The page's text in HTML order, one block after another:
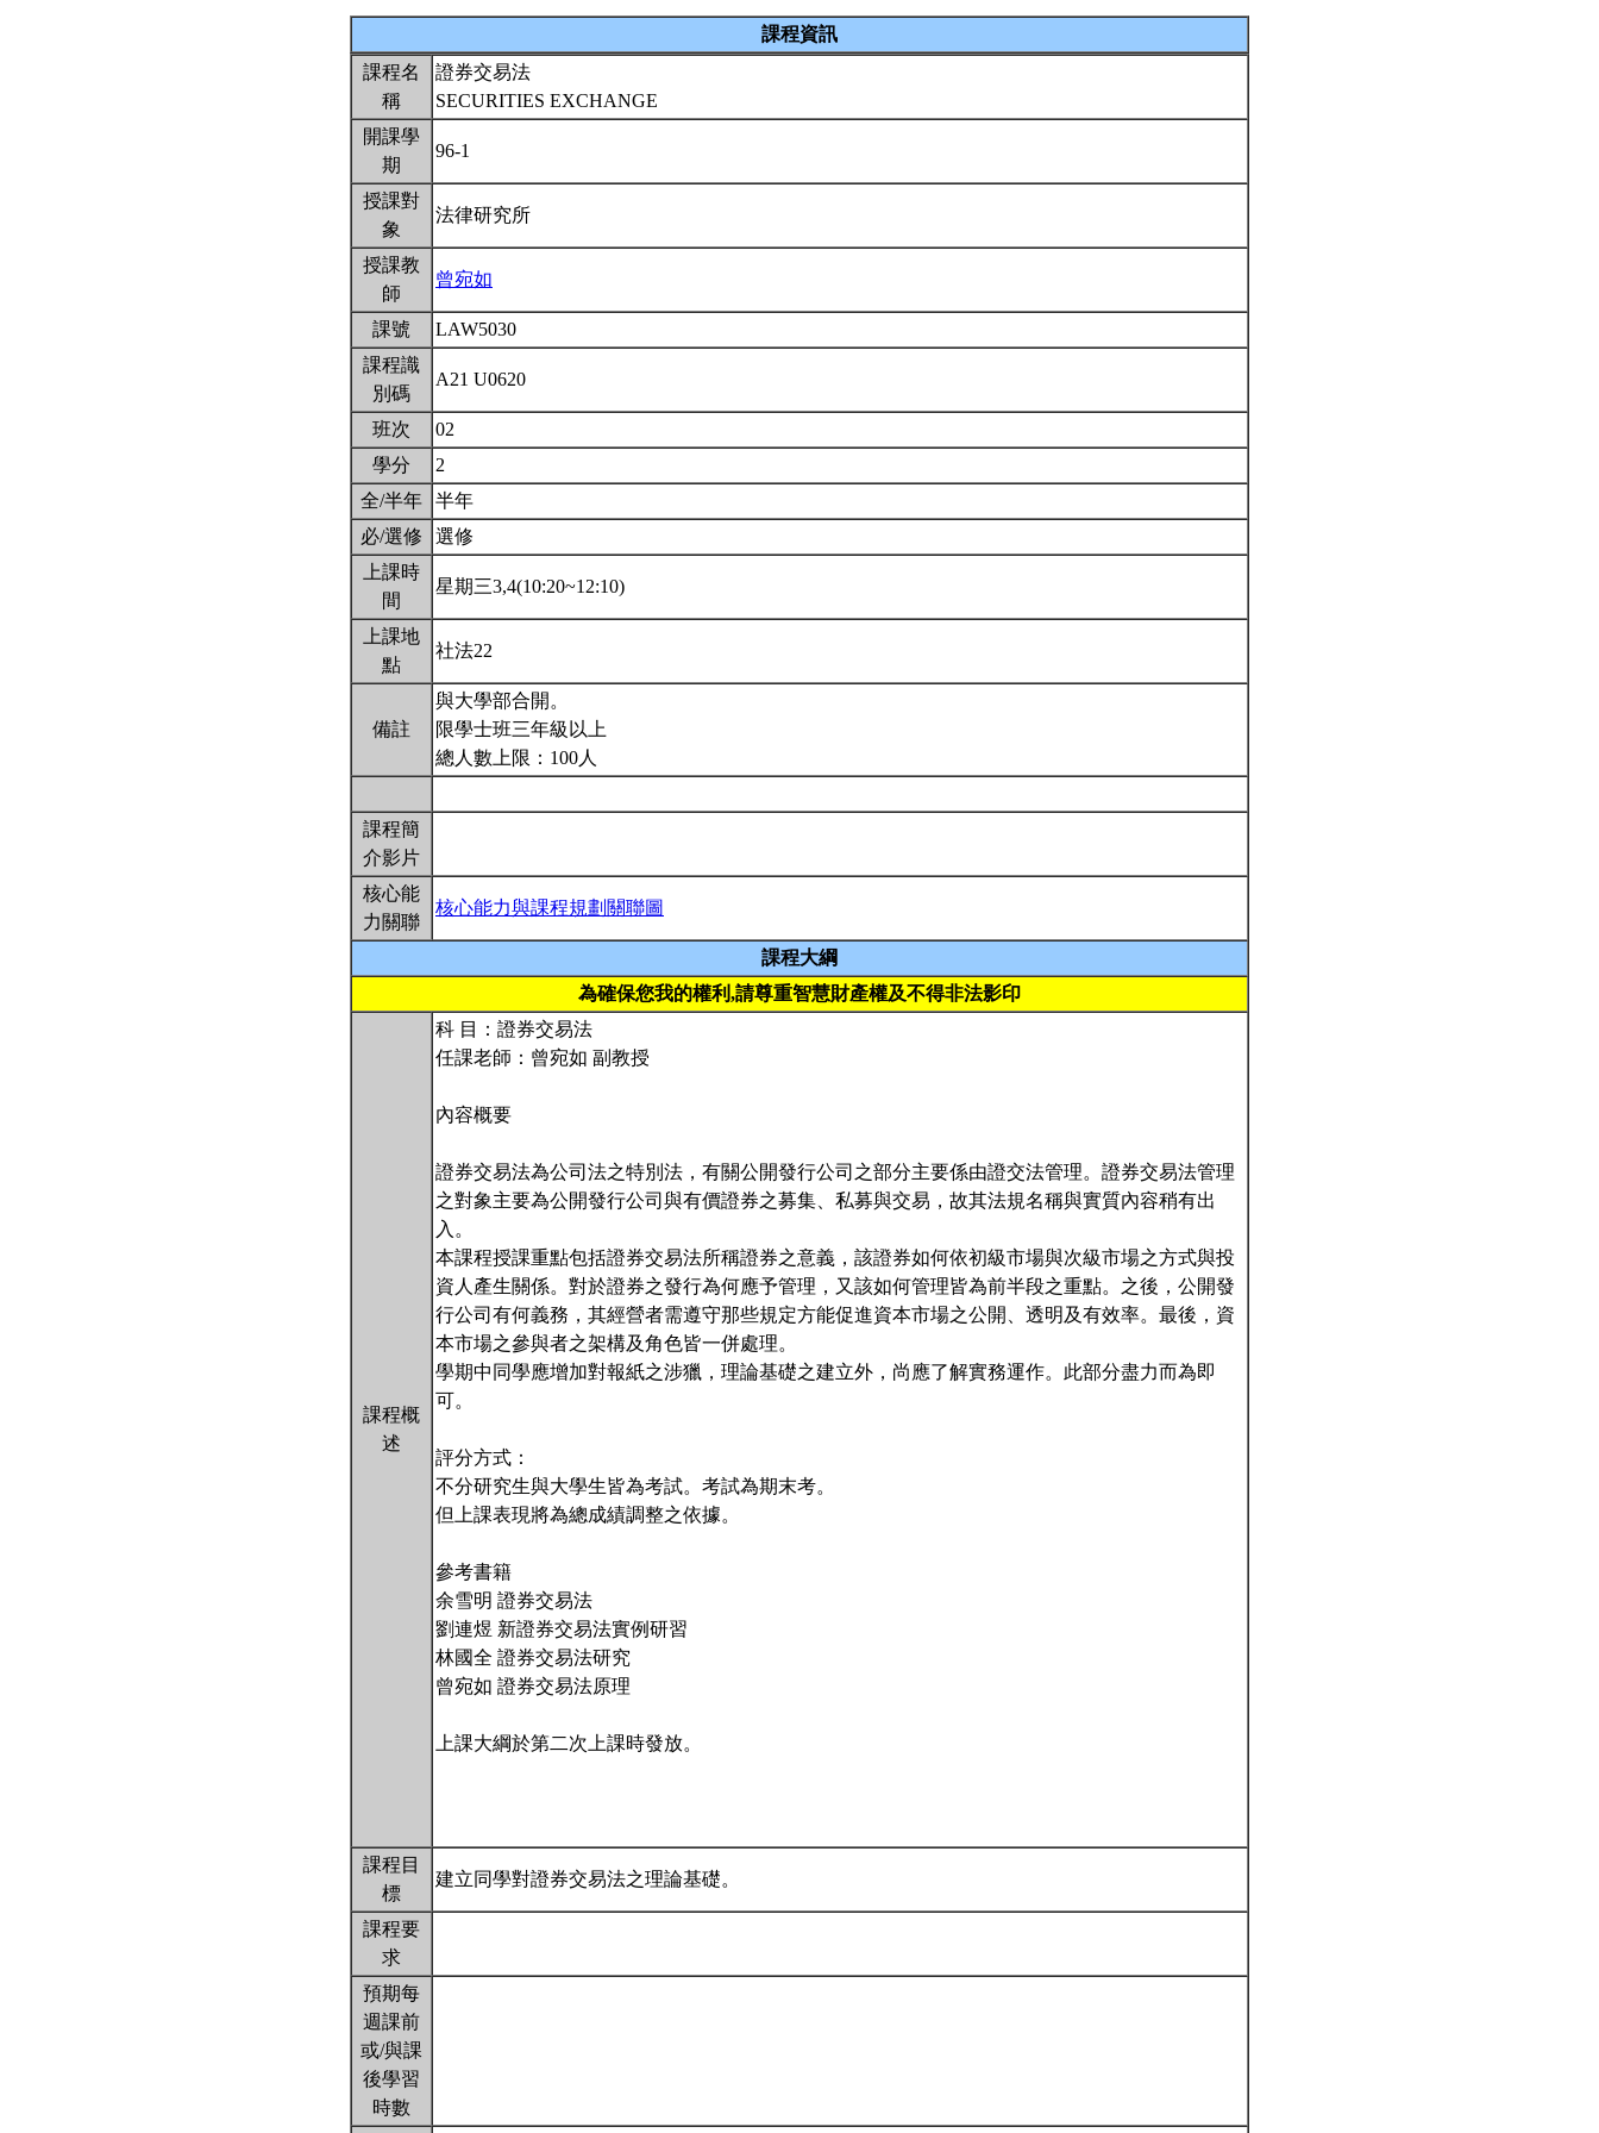
課程資訊
課程名
稱
證券交易法
SECURITIES EXCHANGE
開課學
期
96-1
授課對
象
法律研究所
授課教
師
曾宛如
課號
LAW5030
課程識
別碼
A21 U0620
班次
02
學分
2
全/半年
半年
必/選修
選修
上課時
間
星期三3,4(10:20~12:10)
上課地
點
社法22
備註
與大學部合開。
限學士班三年級以上
總人數上限：100人
課程簡
介影片
核心能
力關聯
核心能力與課程規劃關聯圖
課程大綱
為確保您我的權利,請尊重智慧財產權及不得非法影印
課程概
述
科 目：證券交易法
任課老師：曾宛如 副教授
內容概要
證券交易法為公司法之特別法，有關公開發行公司之部分主要係由證交法管理。證券交易法管理
之對象主要為公開發行公司與有價證券之募集、私募與交易，故其法規名稱與實質內容稍有出
入。
本課程授課重點包括證券交易法所稱證券之意義，該證券如何依初級市場與次級市場之方式與投
資人產生關係。對於證券之發行為何應予管理，又該如何管理皆為前半段之重點。之後，公開發
行公司有何義務，其經營者需遵守那些規定方能促進資本市場之公開、透明及有效率。最後，資
本市場之參與者之架構及角色皆一併處理。
學期中同學應增加對報紙之涉獵，理論基礎之建立外，尚應了解實務運作。此部分盡力而為即
可。
評分方式：
不分研究生與大學生皆為考試。考試為期末考。
但上課表現將為總成績調整之依據。
參考書籍
余雪明 證券交易法
劉連煜 新證券交易法實例研習
林國全 證券交易法研究
曾宛如 證券交易法原理
上課大綱於第二次上課時發放。
課程目
標
建立同學對證券交易法之理論基礎。
課程要
求
預期每
週課前
或/與課
後學習
時數